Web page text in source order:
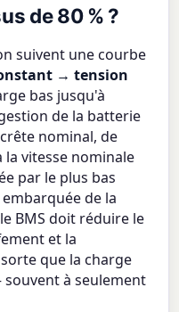
de 80 % ?
suivent une courbe
→ tension
bas jusqu'à
de la batterie
nominal, de
vitesse nominale
par le plus bas
de la
BMS doit réduire le
et la
que la charge
à seulement